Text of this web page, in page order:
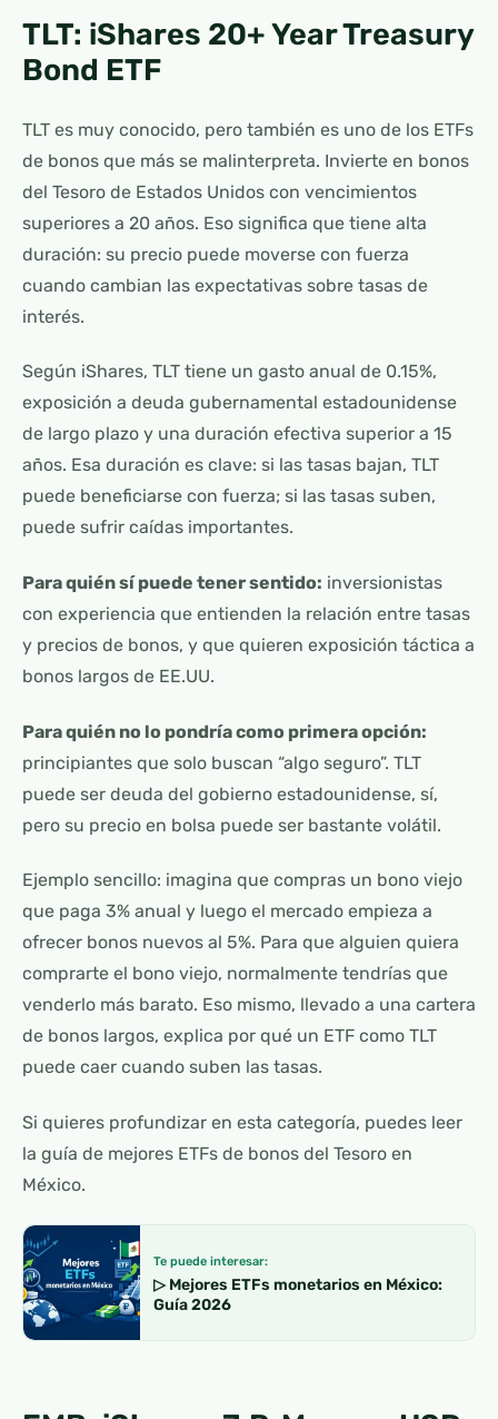
TLT: iShares 20+ Year Treasury
Bond ETF
TLT es muy conocido, pero también es uno de los ETFs
de bonos que más se malinterpreta. Invierte en bonos
del Tesoro de Estados Unidos con vencimientos
superiores a 20 años. Eso significa que tiene alta
duración: su precio puede moverse con fuerza
cuando cambian las expectativas sobre tasas de
interés.
Según iShares, TLT tiene un gasto anual de 0.15%,
exposición a deuda gubernamental estadounidense
de largo plazo y una duración efectiva superior a 15
años. Esa duración es clave: si las tasas bajan, TLT
puede beneficiarse con fuerza; si las tasas suben,
puede sufrir caídas importantes.
Para quién sí puede tener sentido: inversionistas
con experiencia que entienden la relación entre tasas
y precios de bonos, y que quieren exposición táctica a
bonos largos de EE.UU.
Para quién no lo pondría como primera opción:
principiantes que solo buscan “algo seguro”. TLT
puede ser deuda del gobierno estadounidense, sí,
pero su precio en bolsa puede ser bastante volátil.
Ejemplo sencillo: imagina que compras un bono viejo
que paga 3% anual y luego el mercado empieza a
ofrecer bonos nuevos al 5%. Para que alguien quiera
comprarte el bono viejo, normalmente tendrías que
venderlo más barato. Eso mismo, llevado a una cartera
de bonos largos, explica por qué un ETF como TLT
puede caer cuando suben las tasas.
Si quieres profundizar en esta categoría, puedes leer
la guía de mejores ETFs de bonos del Tesoro en
México.
Te puede interesar:
▷ Mejores ETFs monetarios en México:
Guía 2026